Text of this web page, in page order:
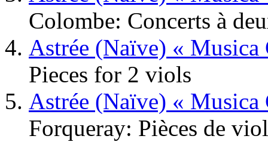
Colombe: Concerts à
Astrée (Naïve) «
Pieces for 2 viols
Astrée (Naïve) «
Forqueray: Pièces de